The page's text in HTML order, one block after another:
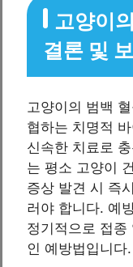
고양이
결론 및
고양이의 범백
협하는 치명적
신속한 치료로
는 평소 고양이
증상 발견 시 즉
러야 합니다. 예
정기적으로 접종
인 예방법입니다.